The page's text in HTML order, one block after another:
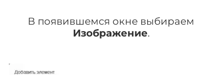
В появившемся окне выбираем
Изображение.